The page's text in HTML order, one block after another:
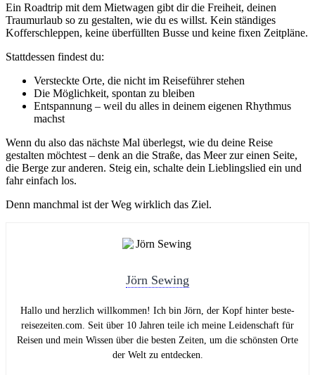
Ein Roadtrip mit dem Mietwagen gibt dir die Freiheit, deinen
Traumurlaub so zu gestalten, wie du es willst. Kein ständiges
Kofferschleppen, keine überfüllten Busse und keine fixen Zeitpläne.
Stattdessen findest du:
Versteckte Orte, die nicht im Reiseführer stehen
Die Möglichkeit, spontan zu bleiben
Entspannung – weil du alles in deinem eigenen Rhythmus
machst
Wenn du also das nächste Mal überlegst, wie du deine Reise
gestalten möchtest – denk an die Straße, das Meer zur einen Seite,
die Berge zur anderen. Steig ein, schalte dein Lieblingslied ein und
fahr einfach los.
Denn manchmal ist der Weg wirklich das Ziel.
Jörn Sewing
Hallo und herzlich willkommen! Ich bin Jörn, der Kopf hinter beste-
reisezeiten.com. Seit über 10 Jahren teile ich meine Leidenschaft für
Reisen und mein Wissen über die besten Zeiten, um die schönsten Orte
der Welt zu entdecken.